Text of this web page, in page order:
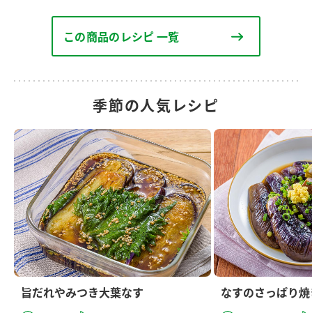
この商品のレシピ 一覧
季節の人気レシピ
旨だれやみつき大葉なす なすのさっぱり